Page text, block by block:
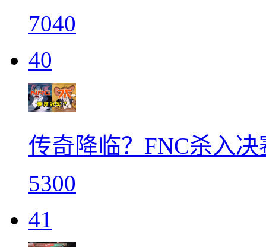
7040
40
传奇降临？FNC杀入
5300
41